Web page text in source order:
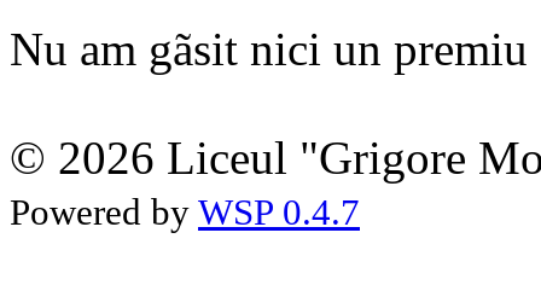
Nu am gãsit nici un premiu
© 2026 Liceul "Grigore
Powered by WSP 0.4.7